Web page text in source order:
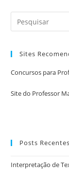
Sites
Concursos para
Site do Professor
Posts Recentes
Interpretação de